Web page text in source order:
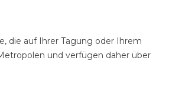
die auf Ihrer Tagung oder Ihrem
und verfügen daher über